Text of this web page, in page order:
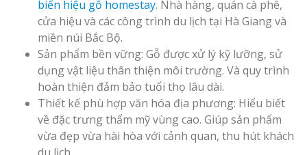
biển hiệu gỗ homestay. Nhà hàng, quán cà phê,
cửa hiệu và các công trình du lịch tại Hà Giang và
miền núi Bắc Bộ.
Sản phẩm bền vững: Gỗ được xử lý kỹ lưỡng, sử
dụng vật liệu thân thiện môi trường. Và quy trình
hoàn thiện đảm bảo tuổi thọ lâu dài.
Thiết kế phù hợp văn hóa địa phương: Hiểu biết
về đặc trưng thẩm mỹ vùng cao. Giúp sản phẩm
vừa đẹp vừa hài hòa với cảnh quan, thu hút khách